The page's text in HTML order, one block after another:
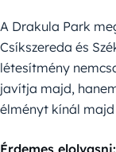
A Drakula Park
Csíkszereda és
létesítmény
javítja majd,
élményt kínál
Érdemes elolvasni: